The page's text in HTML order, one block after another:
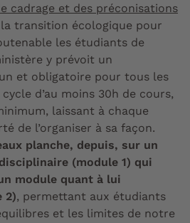
cadrage et des préconisations
transition écologique pour
les étudiants de
y prévoit un
et obligatoire pour tous les
d’au moins 30h de cours,
laissant à chaque
de l’organiser à sa façon.
planche, depuis, sur un
(module 1) qui
module quant à lui
2), permettant aux étudiants
et les limites de notre